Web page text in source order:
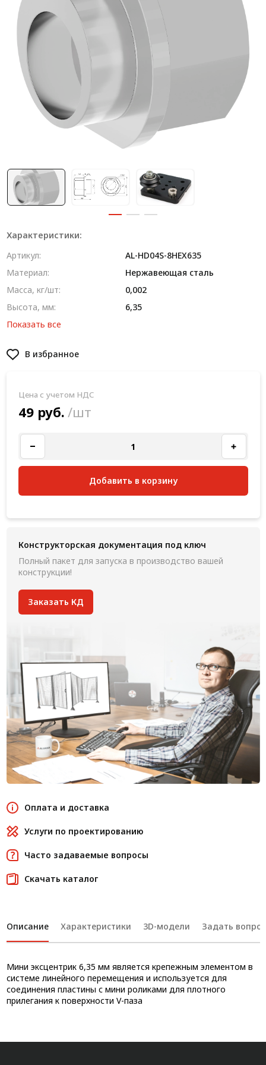
Система V-паза NEW!
Алюминиевые промышленные ограждения
Алюминиевая промышленная мебель
Крейты и кассеты Subrack systems
Профиль строительного назначения
Радиаторный алюминиевый профиль NEW!
Метрический крепеж
Конструкции из профиля
Характеристики:
Артикул:
AL-HD04S-8HEX635
Материал:
Нержавеющая сталь
Масса, кг/шт:
0,002
Высота, мм:
6,35
Показать все
В избранное
Цена с учетом НДС
49 руб. /шт
Добавить в корзину
Конструкторская документация под ключ
Полный пакет для запуска в производство вашей
конструкции!
Заказать КД
Оплата и доставка
Услуги по проектированию
Часто задаваемые вопросы
Скачать каталог
Описание Характеристики 3D-модели Задать
Мини эксцентрик 6,35 мм является крепежным элементом в
системе линейного перемещения и используется для
соединения пластины с мини роликами для плотного
прилегания к поверхности V-паза